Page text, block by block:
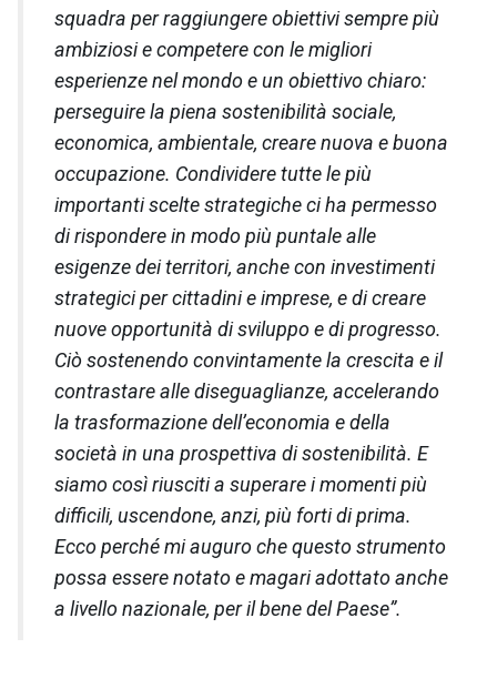
squadra per raggiungere obiettivi sempre più
ambiziosi e competere con le migliori
esperienze nel mondo e un obiettivo chiaro:
perseguire la piena sostenibilità sociale,
economica, ambientale, creare nuova e buona
occupazione. Condividere tutte le più
importanti scelte strategiche ci ha permesso
di rispondere in modo più puntale alle
esigenze dei territori, anche con investimenti
strategici per cittadini e imprese, e di creare
nuove opportunità di sviluppo e di progresso.
Ciò sostenendo convintamente la crescita e il
contrastare alle diseguaglianze, accelerando
la trasformazione dell’economia e della
società in una prospettiva di sostenibilità. E
siamo così riusciti a superare i momenti più
difficili, uscendone, anzi, più forti di prima.
Ecco perché mi auguro che questo strumento
possa essere notato e magari adottato anche
a livello nazionale, per il bene del Paese”.